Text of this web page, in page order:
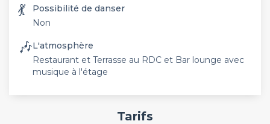
💃
Possibilité de danser
Non
🎶L'atmosphère
Restaurant et Terrasse au RDC et Bar lounge avec
musique à l'étage
Tarifs